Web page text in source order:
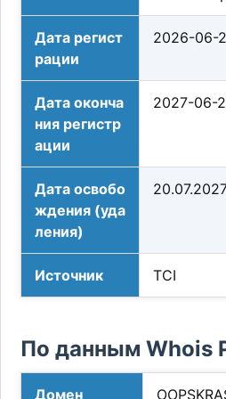
Дата регист
рации
2026-06-
Дата оконча
ния регистр
ации
2027-06-
Дата освобо
ждения (уда
ления)
Источник TCI
По данным Whois
Домен